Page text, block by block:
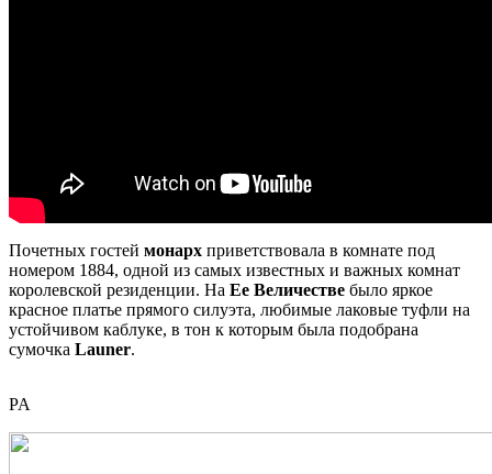
Почетных гостей монарх приветствовала в комнате под
номером 1884, одной из самых известных и важных комнат
королевской резиденции. На Ее Величестве было яркое
красное платье прямого силуэта, любимые лаковые туфли на
устойчивом каблуке, в тон к которым была подобрана
сумочка Launer.
PA